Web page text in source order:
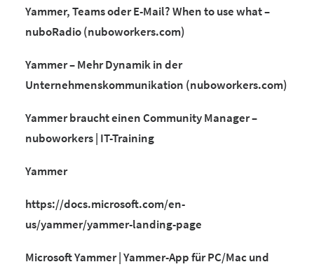
Yammer, Teams oder E-Mail? When to use what –
nuboRadio (nuboworkers.com)
Yammer – Mehr Dynamik in der
Unternehmenskommunikation (nuboworkers.com)
Yammer braucht einen Community Manager –
nuboworkers | IT-Training
Yammer
https://docs.microsoft.com/en-
us/yammer/yammer-landing-page
Microsoft Yammer | Yammer-App für PC/Mac und